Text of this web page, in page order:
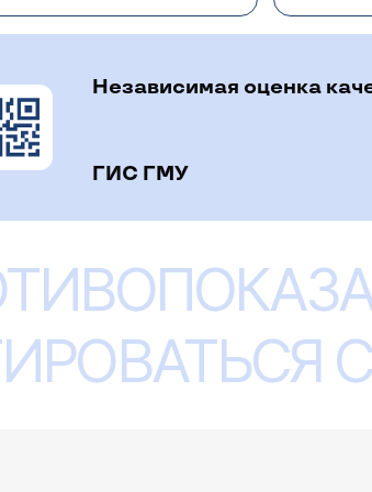
что помимо физкультуры нужно
скинуть и подкачать живот. У
на информацию, что при
к коленями и подобного рода
Аномалия формы желчного пузыря
соблюдение режима питания.
Независимая оценка
ГИС ГМУ